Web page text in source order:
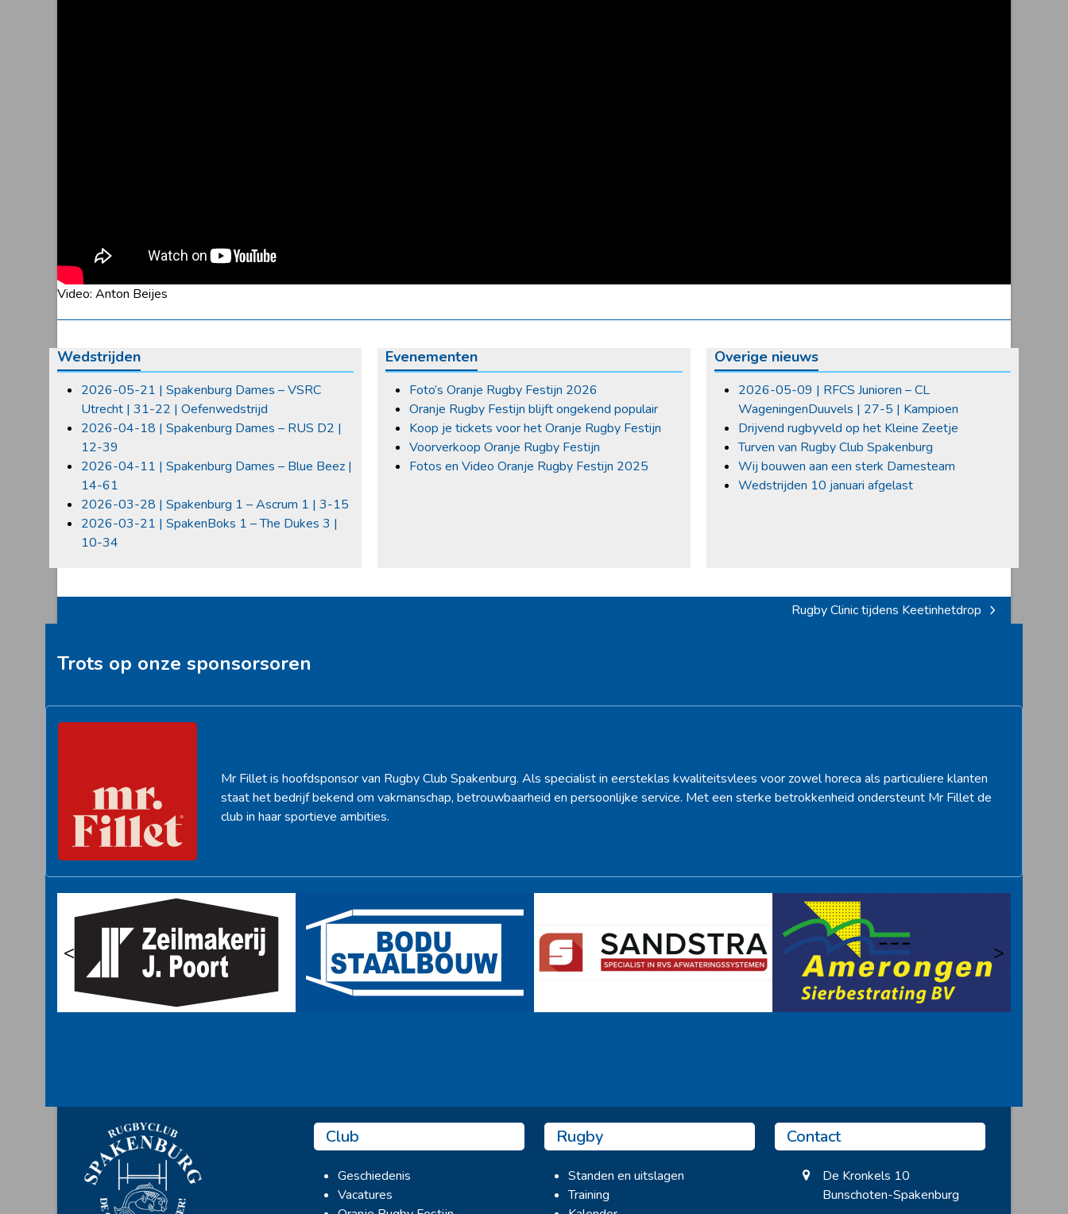
Video: Anton Beijes
Wedstrijden
2026-05-21 | Spakenburg Dames – VSRC
Utrecht | 31-22 | Oefenwedstrijd
2026-04-18 | Spakenburg Dames – RUS D2 |
12-39
2026-04-11 | Spakenburg Dames – Blue Beez |
14-61
2026-03-28 | Spakenburg 1 – Ascrum 1 | 3-15
2026-03-21 | SpakenBoks 1 – The Dukes 3 |
10-34
Evenementen
Foto’s Oranje Rugby Festijn 2026
Oranje Rugby Festijn blijft ongekend populair
Koop je tickets voor het Oranje Rugby Festijn
Voorverkoop Oranje Rugby Festijn
Fotos en Video Oranje Rugby Festijn 2025
Overige nieuws
2026-05-09 | RFCS Junioren – CL
WageningenDuuvels | 27-5 | Kampioen
Drijvend rugbyveld op het Kleine Zeetje
Turven van Rugby Club Spakenburg
Wij bouwen aan een sterk Damesteam
Wedstrijden 10 januari afgelast
next
Rugby Clinic tijdens Keetinhetdrop
Trots op onze sponsorsoren
Mr Fillet is hoofdsponsor van Rugby Club Spakenburg. Als specialist in eersteklas kwaliteitsvlees voor zowel horeca als particuliere klanten
staat het bedrijf bekend om vakmanschap, betrouwbaarheid en persoonlijke service. Met een sterke betrokkenheid ondersteunt Mr Fillet de
club in haar sportieve ambities.
< >
Club
Geschiedenis
Vacatures
Rugby
Standen en uitslagen
Training
Contact
De Kronkels 10
Bunschoten-Spakenburg